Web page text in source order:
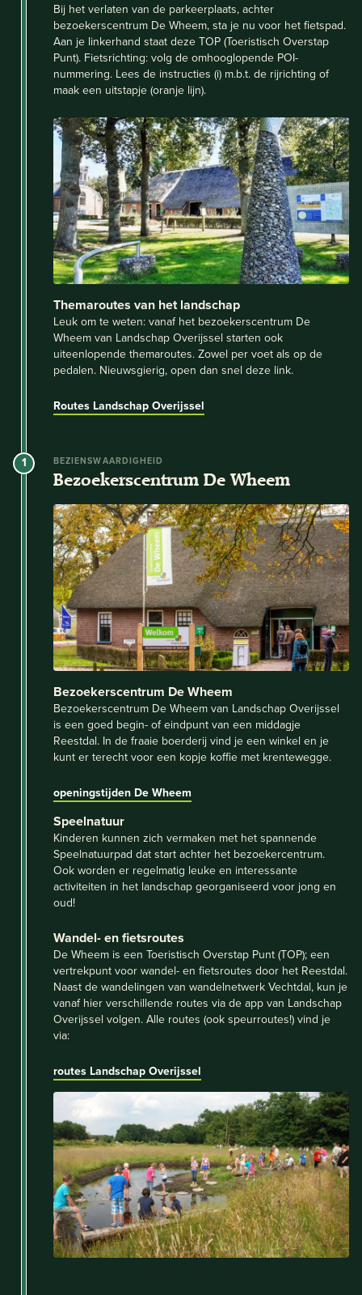
Bij het verlaten van de parkeerplaats, achter
bezoekerscentrum De Wheem, sta je nu voor het fietspad.
Aan je linkerhand staat deze TOP (Toeristisch Overstap
Punt). Fietsrichting: volg de omhooglopende POI-
nummering. Lees de instructies (i) m.b.t. de rijrichting of
maak een uitstapje (oranje lijn).
Themaroutes van het landschap
Leuk om te weten: vanaf het bezoekerscentrum De
Wheem van Landschap Overijssel starten ook
uiteenlopende themaroutes. Zowel per voet als op de
pedalen. Nieuwsgierig, open dan snel deze link.
Routes Landschap Overijssel
1 BEZIENSWAARDIGHEID
Bezoekerscentrum De Wheem
Bezoekerscentrum De Wheem
Bezoekerscentrum De Wheem van Landschap Overijssel
is een goed begin- of eindpunt van een middagje
Reestdal. In de fraaie boerderij vind je een winkel en je
kunt er terecht voor een kopje koffie met krentewegge.
openingstijden De Wheem
Speelnatuur
Kinderen kunnen zich vermaken met het spannende
Speelnatuurpad dat start achter het bezoekercentrum.
Ook worden er regelmatig leuke en interessante
activiteiten in het landschap georganiseerd voor jong en
oud!
Wandel- en fietsroutes
De Wheem is een Toeristisch Overstap Punt (TOP); een
vertrekpunt voor wandel- en fietsroutes door het Reestdal.
Naast de wandelingen van wandelnetwerk Vechtdal, kun je
vanaf hier verschillende routes via de app van Landschap
Overijssel volgen. Alle routes (ook speurroutes!) vind je
via:
routes Landschap Overijssel